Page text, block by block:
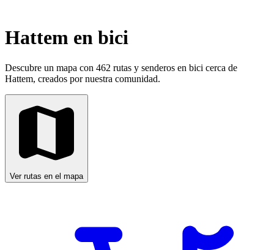
Hattem en bici
Descubre un mapa con 462 rutas y senderos en bici cerca de
Hattem, creados por nuestra comunidad.
Ver rutas en el mapa